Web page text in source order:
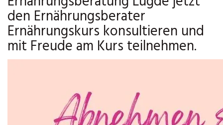
den Ernährungsberater
Ernährungskurs konsultieren und
mit Freude am Kurs teilnehmen.